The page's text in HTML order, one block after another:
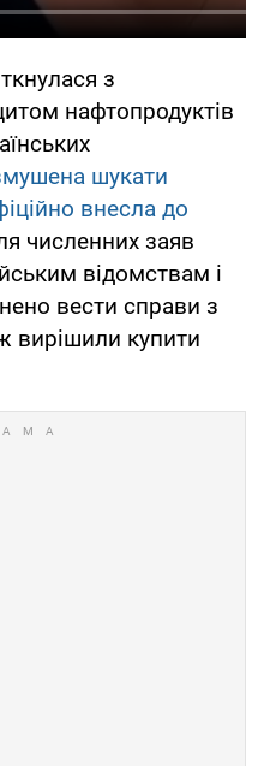
з
нафтопродуктів
шукати
внесла до
численних заяв
відомствам і
вести справи з
вирішили купити